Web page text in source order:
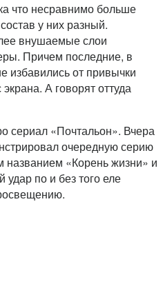
что несравнимо больше
у них разный.
внушаемые слои
Причем последние, в
избавились от привычки
А говорят оттуда
сериал «Почтальон». Вчера
очередную серию
названием «Корень жизни» и
по и без того еле